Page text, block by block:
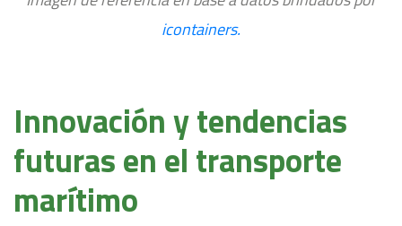
icontainers.
Innovación y tendencias
futuras en el transporte
marítimo